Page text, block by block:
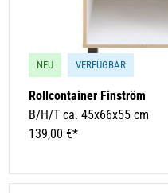
NEU VERFÜGBAR
Rollcontainer Finström
B/H/T ca. 45x66x55 cm
139,00 €*